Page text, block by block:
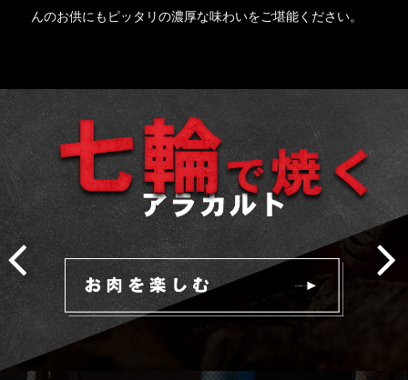
んのお供にもピッタリの濃厚な味わいをご堪能ください。